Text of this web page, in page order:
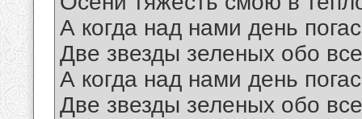
А когда над нами день
Две звезды зеленых обо
А когда над нами день
Две звезды зеленых обо